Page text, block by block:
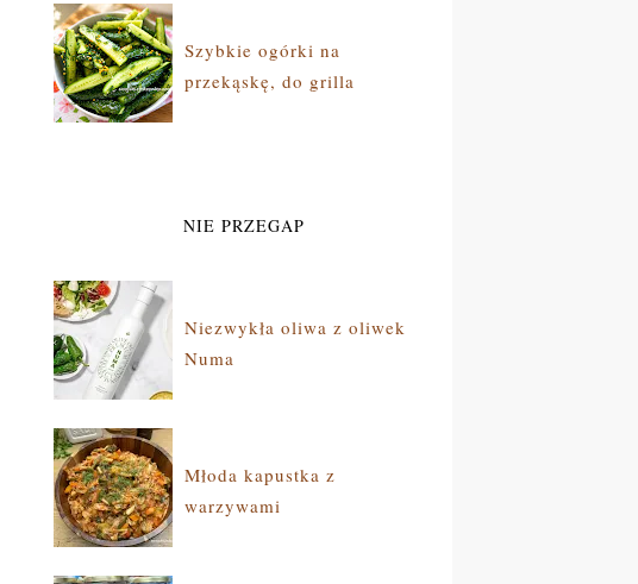
Szybkie ogórki na
przekąskę, do grilla
NIE PRZEGAP
Niezwykła oliwa z oliwek
Numa
Młoda kapustka z
warzywami